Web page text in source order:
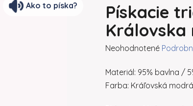
Pískacie
Královska
Priemerné hodnotenie
Neohodnotené
Materiál: 95% bavlna /
Farba: Kráľovská modrá
Ako to píska?